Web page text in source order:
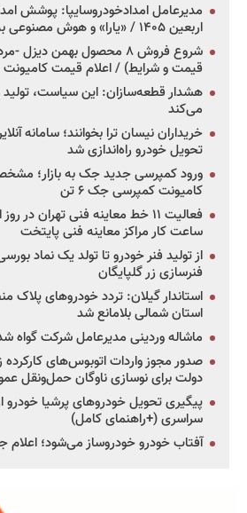
اربعین ۱۴۰۵ / «یارا» و هوش مصنوعی به خدمت زائران آمد
قیمت و شرایط) / اعلام قیمت کامیونت فورس ۳.۸
هشدار قطعه‌سازان: این سیاست، تولید و
می‌کند
خریداران نیسان ترا بخوانند؛ سامانه
تحویل خودرو راه‌اندازی شد
ورود کمپرسی جدید جک به بازار؛
کامیونت کمپرسی جک ۶ تن
فعالیت ۱۱ خط معاینه فنی تهران
ساعت کار مراکز معاینه فنی پایتخت
از تولید فنر خودرو تا تولد یک نماد
فنرسازی زر گلپایگان
استان شمالی بلامانع شد
ماشاله وردینی مدیرعامل شرکت گواه
دولت برای نوسازی ناوگان حمل‌ونقل
پیگیری تحویل خودروهای پرشیا
سراسری (+راهنمای کامل)
آفتاب خودرو خودروساز می‌شود؛ اعلام